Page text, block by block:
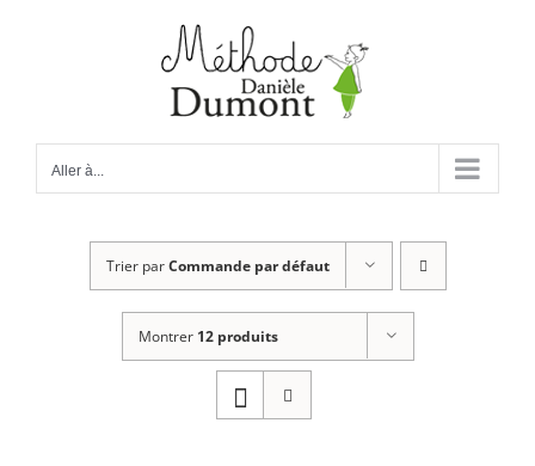
Aller à...
Trier parCommande par défaut
Montrer 12 produits